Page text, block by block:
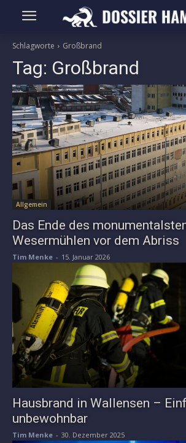
Schlagworte Großbrand
Tag: Großbrand
Allgemein
Das Ende des
Wesermühlen vor dem Abriss
Tim Menke - 15. Januar 2026
Hausbrand in Wallensen –
unbewohnbar
Tim Menke - 30. Dezember 2025